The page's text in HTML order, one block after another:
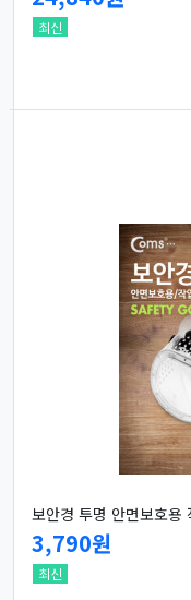
최신
보안경 투명 안면보호용
3,790원
최신